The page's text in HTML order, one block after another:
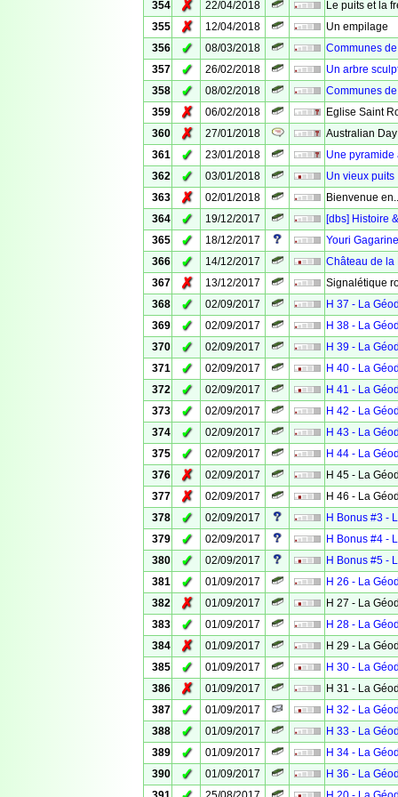
354
✗ 22/04/2018
Le puits et la
355
✗ 12/04/2018
Un empilage
356
✓ 08/03/2018
Communes
357
✓ 26/02/2018
Un arbre
358
✓ 08/02/2018
Communes
359
✗ 06/02/2018
Eglise Saint
360
✗ 27/01/2018
Australian
361
✓ 23/01/2018
Une pyramide
362
✓ 03/01/2018
Un vieux puits
363
✗ 02/01/2018
Bienvenue
364
✓ 19/12/2017
[dbs] Histoire
365
✓ 18/12/2017
Youri Gagarine
366
✓ 14/12/2017
Château de la
367
✗ 13/12/2017
Signalétique
368
✓ 02/09/2017
H 37 - La
369
✓ 02/09/2017
H 38 - La
370
✓ 02/09/2017
H 39 - La
371
✓ 02/09/2017
H 40 - La
372
✓ 02/09/2017
H 41 - La
373
✓ 02/09/2017
H 42 - La
374
✓ 02/09/2017
H 43 - La
375
✓ 02/09/2017
H 44 - La
376
✗ 02/09/2017
H 45 - La
377
✗ 02/09/2017
H 46 - La
378
✓ 02/09/2017
H Bonus #3 -
379
✓ 02/09/2017
H Bonus #4 -
380
✓ 02/09/2017
H Bonus #5 -
381
✓ 01/09/2017
H 26 - La
382
✗ 01/09/2017
H 27 - La
383
✓ 01/09/2017
H 28 - La
384
✗ 01/09/2017
H 29 - La
385
✓ 01/09/2017
H 30 - La
386
✗ 01/09/2017
H 31 - La
387
✓ 01/09/2017
H 32 - La
388
✓ 01/09/2017
H 33 - La
389
✓ 01/09/2017
H 34 - La
390
✓ 01/09/2017
H 36 - La